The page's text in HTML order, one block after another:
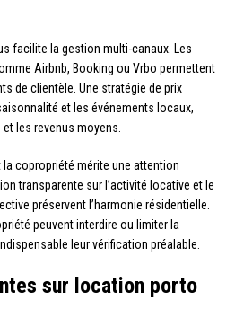
facilite la gestion multi-canaux. Les
Airbnb, Booking ou Vrbo permettent
de clientèle. Une stratégie de prix
et les événements locaux,
les revenus moyens.
copropriété mérite une attention
transparente sur l’activité locative et le
préservent l’harmonie résidentielle.
peuvent interdire ou limiter la
leur vérification préalable.
sur location porto